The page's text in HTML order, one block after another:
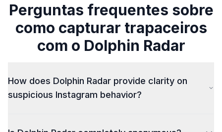
Perguntas frequentes sobre
como capturar trapaceiros
com o Dolphin Radar
How does Dolphin Radar provide clarity on
suspicious Instagram behavior?